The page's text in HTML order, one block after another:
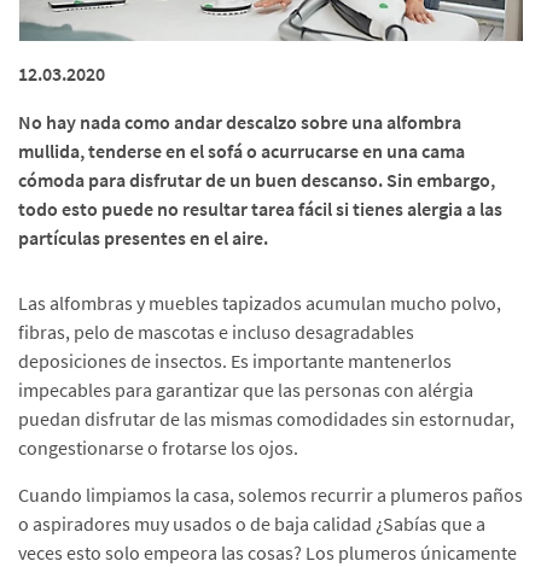
12.03.2020
No hay nada como andar descalzo sobre una alfombra
mullida, tenderse en el sofá o acurrucarse en una cama
cómoda para disfrutar de un buen descanso. Sin embargo,
todo esto puede no resultar tarea fácil si tienes alergia a las
partículas presentes en el aire.
Las alfombras y muebles tapizados acumulan mucho polvo,
fibras, pelo de mascotas e incluso desagradables
deposiciones de insectos. Es importante mantenerlos
impecables para garantizar que las personas con alérgia
puedan disfrutar de las mismas comodidades sin estornudar,
congestionarse o frotarse los ojos.
Cuando limpiamos la casa, solemos recurrir a plumeros paños
o aspiradores muy usados o de baja calidad ¿Sabías que a
veces esto solo empeora las cosas? Los plumeros únicamente